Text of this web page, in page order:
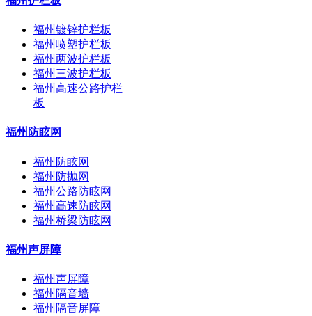
福州镀锌护栏板
福州喷塑护栏板
福州两波护栏板
福州三波护栏板
福州高速公路护栏
板
福州防眩网
福州防眩网
福州防抛网
福州公路防眩网
福州高速防眩网
福州桥梁防眩网
福州声屏障
福州声屏障
福州隔音墙
福州隔音屏障